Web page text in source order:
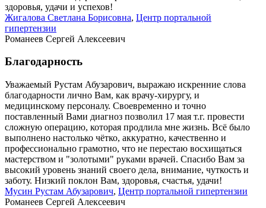
здоровья, удачи и успехов!
Жигалова Светлана Борисовна, Центр портальной
гипертензии
Романеев Сергей Алексеевич
Благодарность
Уважаемый Рустам Абузарович, выражаю искренние слова
благодарности лично Вам, как врачу-хирургу, и
медицинскому персоналу. Своевременно и точно
поставленный Вами диагноз позволил 17 мая т.г. провести
сложную операцию, которая продлила мне жизнь. Всё было
выполнено настолько чётко, аккуратно, качественно и
профессионально грамотно, что не перестаю восхищаться
мастерством и "золотыми" руками врачей. Спасибо Вам за
высокий уровень знаний своего дела, внимание, чуткость и
заботу. Низкий поклон Вам, здоровья, счастья, удачи!
Мусин Рустам Абузарович, Центр портальной гипертензии
Романеев Сергей Алексеевич